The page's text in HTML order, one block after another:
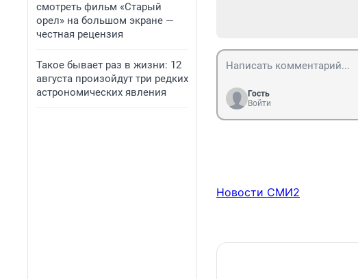
смотреть фильм «Старый
орел» на большом экране —
честная рецензия
Такое бывает раз в жизни: 12
августа произойдут три редких
астрономических явления
Гость
Войти
Новости СМИ2